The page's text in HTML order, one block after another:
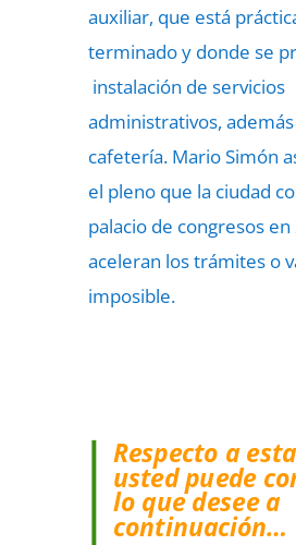
auxiliar, que está
terminado y donde se
instalación de servicios
administrativos,
cafetería. Mario Simón
el pleno que la ciudad
palacio de congresos en
aceleran los trámites o
imposible.
Respecto a
usted puede
lo que desee a
continuación…